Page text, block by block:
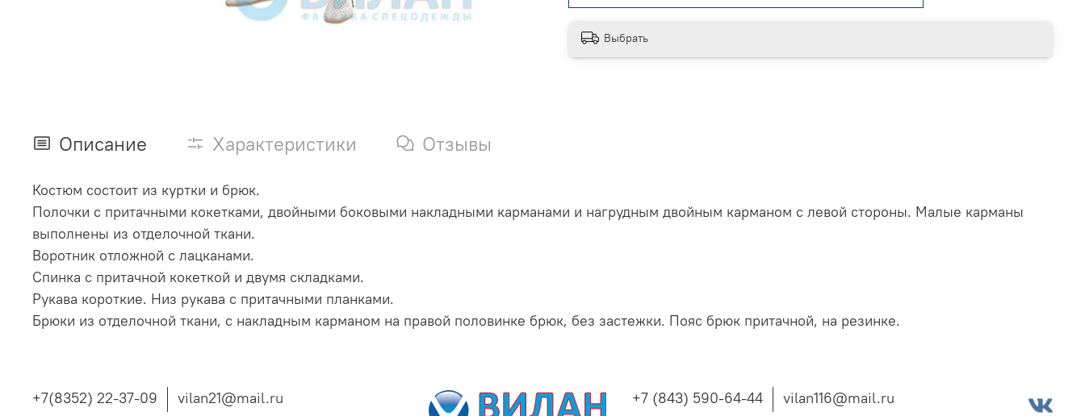
Выбрать
Описание Характеристики Отзывы
Костюм состоит из куртки и брюк.
Полочки с притачными кокетками, двойными боковыми накладными карманами и нагрудным двойным карманом с левой стороны. Малые карманы
выполнены из отделочной ткани.
Воротник отложной с лацканами.
Спинка с притачной кокеткой и двумя складками.
Рукава короткие. Низ рукава с притачными планками.
Брюки из отделочной ткани, с накладным карманом на правой половинке брюк, без застежки. Пояс брюк притачной, на резинке.
+7(8352) 22-37-09
vilan21@mail.ru
+7 (843) 590-64-44
vilan116@mail.ru